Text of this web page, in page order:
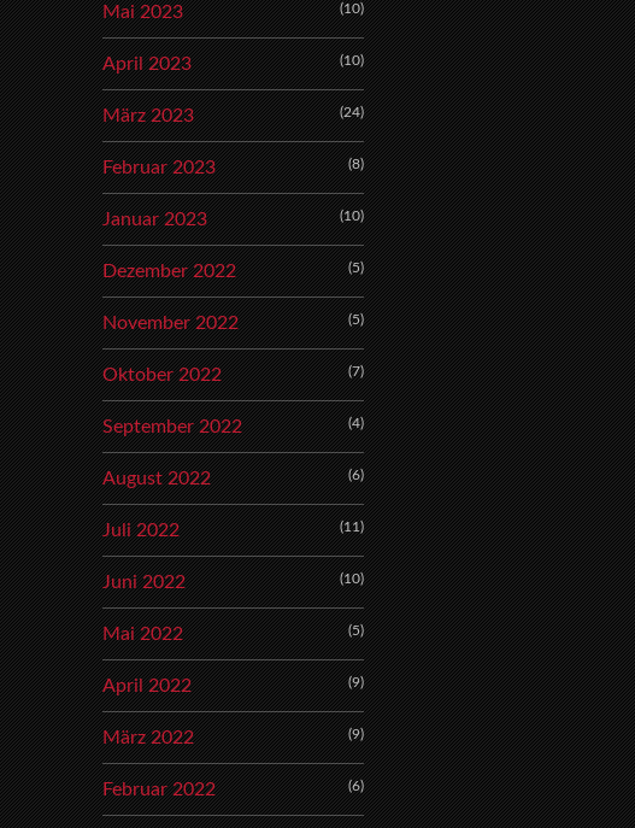
Mai 2023 (10)
April 2023 (10)
März 2023 (24)
Februar 2023 (8)
Januar 2023 (10)
Dezember 2022 (5)
November 2022 (5)
Oktober 2022 (7)
September 2022 (4)
August 2022 (6)
Juli 2022 (11)
Juni 2022 (10)
Mai 2022 (5)
April 2022 (9)
März 2022 (9)
Februar 2022 (6)